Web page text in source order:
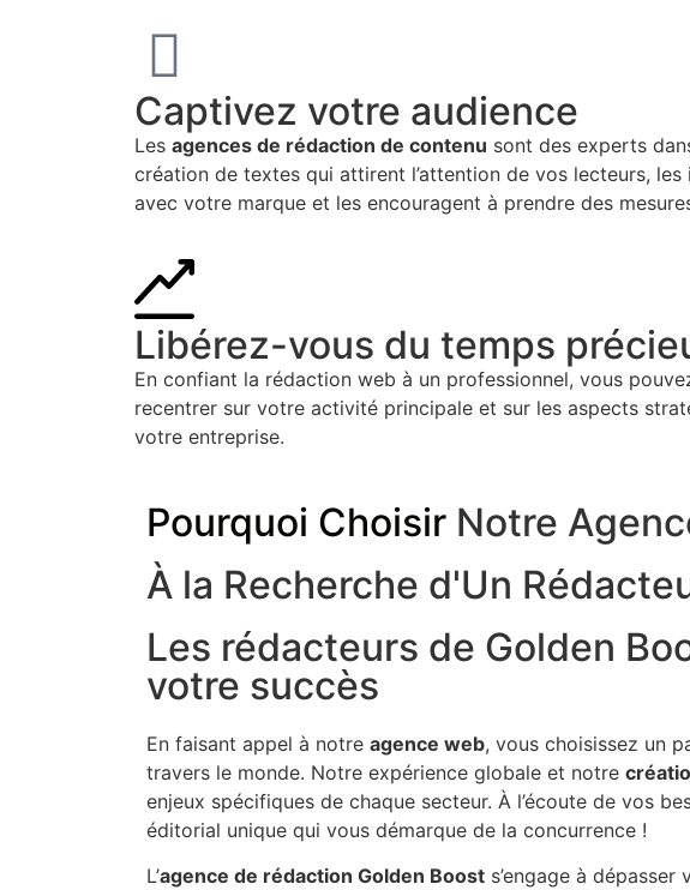
Captivez votre audience
Les agences de rédaction de contenu sont des experts
création de textes qui attirent l’attention de vos lecteurs, les
avec votre marque et les encouragent à prendre des
Libérez-vous du temps
En confiant la rédaction web à un professionnel, vous
recentrer sur votre activité principale et sur les aspects
votre entreprise.
Pourquoi Choisir Notre
À la Recherche d'Un
Les rédacteurs de Golden
votre succès
En faisant appel à notre agence web, vous choisissez un
travers le monde. Notre expérience globale et notre
enjeux spécifiques de chaque secteur. À l’écoute de vos
éditorial unique qui vous démarque de la concurrence !
L’agence de rédaction Golden Boost s’engage à